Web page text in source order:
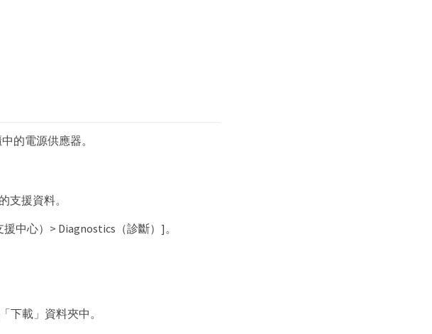
的電源供應器。
支援資料。
中心）> Diagnostics（診斷）]。
下載」資料夾中。